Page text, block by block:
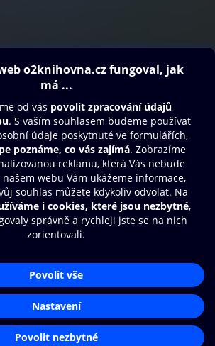
a.s.
osobních údajů
Aplikace O2 Knihovna
Čti a poslouchej své e-knihy a
audioknihy rychleji a pohodlněji.